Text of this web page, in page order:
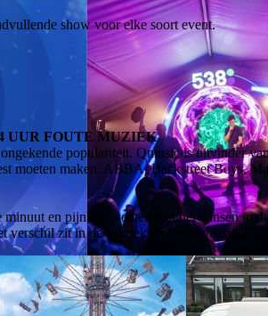
show voor elke soort event.
UUR FOUTE MUZIEK
populariteit. Qmusic is uitvinder
moeten maken. ABBA, Backstreet Boys,
en pijnlijke voeten van het dansen in
verschil zit in de muziek en decor visuals.